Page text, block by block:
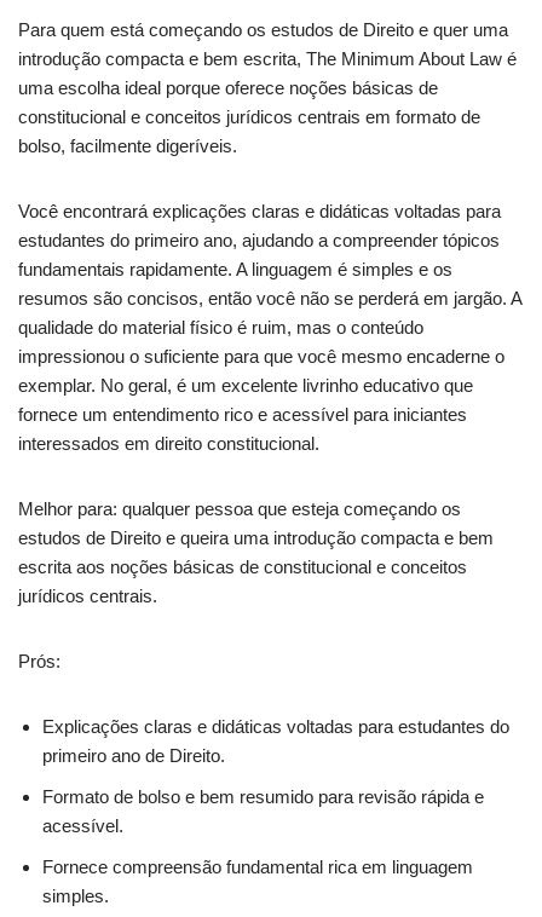
Para quem está começando os estudos de Direito e quer uma
introdução compacta e bem escrita, The Minimum About Law é
uma escolha ideal porque oferece noções básicas de
constitucional e conceitos jurídicos centrais em formato de
bolso, facilmente digeríveis.
Você encontrará explicações claras e didáticas voltadas para
estudantes do primeiro ano, ajudando a compreender tópicos
fundamentais rapidamente. A linguagem é simples e os
resumos são concisos, então você não se perderá em jargão. A
qualidade do material físico é ruim, mas o conteúdo
impressionou o suficiente para que você mesmo encaderne o
exemplar. No geral, é um excelente livrinho educativo que
fornece um entendimento rico e acessível para iniciantes
interessados em direito constitucional.
Melhor para: qualquer pessoa que esteja começando os
estudos de Direito e queira uma introdução compacta e bem
escrita aos noções básicas de constitucional e conceitos
jurídicos centrais.
Prós:
Explicações claras e didáticas voltadas para estudantes do
primeiro ano de Direito.
Formato de bolso e bem resumido para revisão rápida e
acessível.
Fornece compreensão fundamental rica em linguagem
simples.